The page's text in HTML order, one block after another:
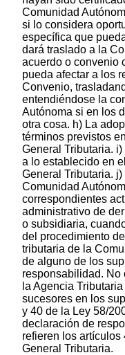
Comunidad
si lo considera
específica que
dará traslado a la
acuerdo o convenio
pueda afectar a los
Convenio,
entendiéndose la
Autónoma si en los
otra cosa. h) La
términos previstos
General Tributaria.
a lo establecido en
General Tributaria.
Comunidad
correspondientes
administrativo de
o subsidiaria,
del procedimiento
tributaria de la
de alguno de los
responsabilidad. No
la Agencia
sucesores en los
y 40 de la Ley 58/
declaración de
refieren los artículos
General Tributaria.